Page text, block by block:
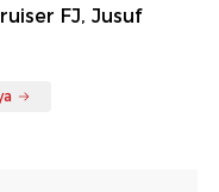
FJ, Jusuf